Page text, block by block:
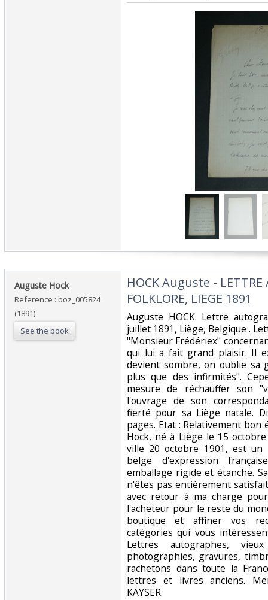
‎Auguste Hock‎
Reference : boz_005824
(1891)
See the book
‎HOCK Auguste - LETTRE
FOLKLORE, LIEGE 1891‎
‎Auguste HOCK. Lettre
juillet 1891, Liège, Belgique .
"Monsieur Frédériex"
qui lui a fait grand plaisir. Il
devient sombre, on oublie sa
plus que des infirmités".
mesure de réchauffer son
l'ouvrage de son
fierté pour sa Liège natale.
pages. Etat : Relativement bon
Hock, né à Liège le 15
ville 20 octobre 1901, est
belge d'expression
emballage rigide et étanche.
n'êtes pas entièrement
avec retour à ma charge
l'acheteur pour le reste du
boutique et affiner vos
catégories qui vous
Lettres autographes,
photographies, gravures,
rachetons dans toute la
lettres et livres anciens.
KAYSER.‎